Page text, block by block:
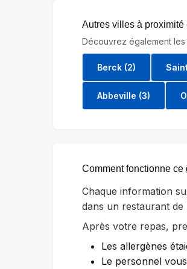
Autres villes à
Découvrez également les
Berck (2)
Abbeville (3)
Comment fonctionne
Chaque information
dans un restaurant
Après votre repas,
Les allergènes
Le personnel